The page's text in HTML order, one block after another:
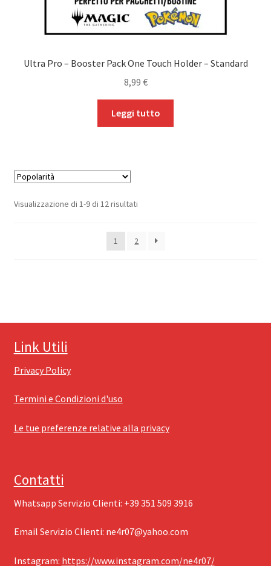
Ultra Pro – Booster Pack One Touch Holder – Standard
8,99 €
Leggi tutto
Visualizzazione di 1-9 di 12 risultatiPopolarità
1 2
Link Utili
Privacy Policy
Termini e Condizioni d'uso
Le tue preferenze relative alla privacy
Contatti
Whatsapp Servizio Clienti: ‪+39 351 509 3916
Email Servizio Clienti: ‪ ne4r07@yahoo.com
Instagram: ‪ https://www.instagram.com/ne4r07/